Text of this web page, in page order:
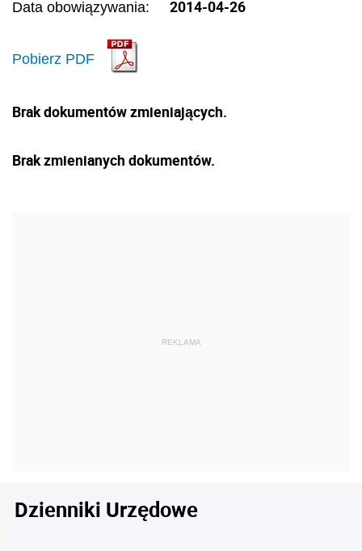
Data obowiązywania: 2014-04-26
Pobierz PDF
Brak dokumentów zmieniających.
Brak zmienianych dokumentów.
Dzienniki Urzędowe